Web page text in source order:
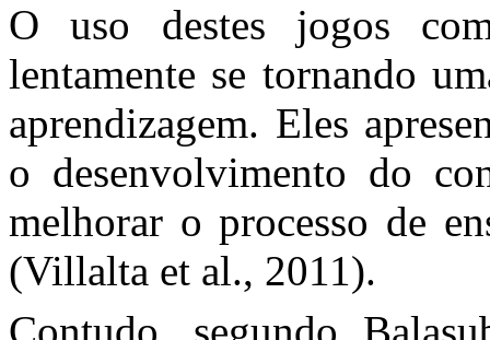
O uso destes jogos
lentamente se tornando
aprendizagem. Eles
o desenvolvimento do
melhorar o processo de
(Villalta et al., 2011).
Contudo, segundo